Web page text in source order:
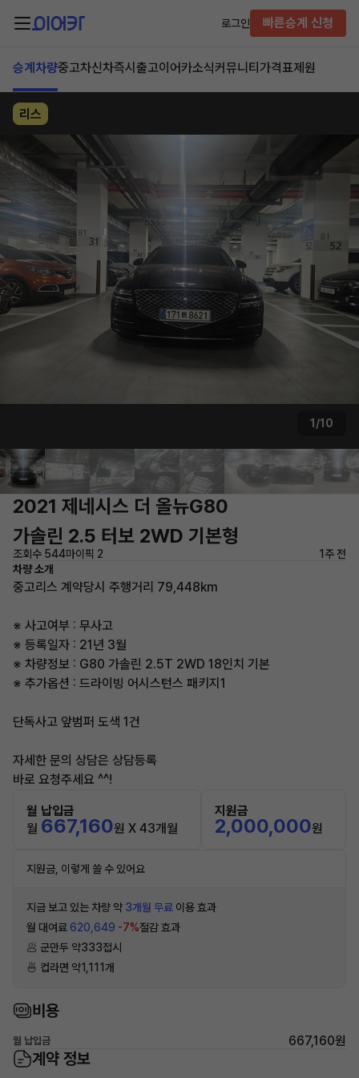
로그인 빠른승계 신청
승계차량중고차신차즉시출고이어카소식커뮤니티 가격표제원
리스
1/10
2021 제네시스 더 올뉴G80
가솔린 2.5 터보 2WD 기본형
조회수 544마이픽 2
1주 전
차량 소개
중고리스 계약당시 주행거리 79,448km
※ 사고여부 : 무사고
※ 등록일자 : 21년 3월
※ 차량정보 : G80 가솔린 2.5T 2WD 18인치 기본
※ 추가옵션 : 드라이빙 어시스턴스 패키지1
단독사고 앞범퍼 도색 1건
자세한 문의 상담은 상담등록
바로 요청주세요 ^^!
월 납입금
월 667,160원 X 43개월
지원금
2,000,000원
지원금, 이렇게 쓸 수 있어요
지금 보고 있는 차량 약 3개월 무료 이용 효과
월 대여료 620,649 -7%절감 효과
🥟 군만두 약333접시
🍜 컵라면 약1,111개
비용
월 납입금 667,160원
계약 정보